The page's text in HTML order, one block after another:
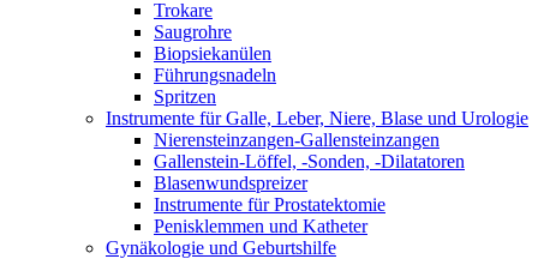
Trokare
Saugrohre
Biopsiekanülen
Führungsnadeln
Spritzen
Instrumente für Galle, Leber, Niere, Blase und Urologie
Nierensteinzangen-Gallensteinzangen
Gallenstein-Löffel, -Sonden, -Dilatatoren
Blasenwundspreizer
Instrumente für Prostatektomie
Penisklemmen und Katheter
Gynäkologie und Geburtshilfe